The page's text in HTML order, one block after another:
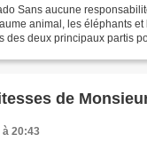
Sans aucune
animal, les éléphants
des deux principaux partis
de
à 20:43